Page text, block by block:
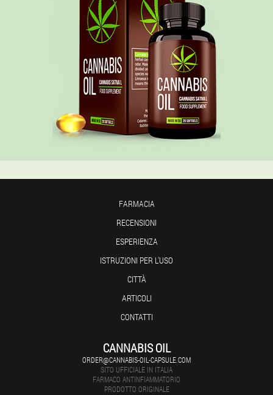
FARMACIA
RECENSIONI
ESPERIENZA
ISTRUZIONI PER L'USO
CITTÀ
ARTICOLI
CONTATTI
CANNABIS OIL
ORDER@CANNABIS-OIL-CAPSULE.COM
SITO UFFICIALE IN ITALIA
FARMACO ANTINFIAMMATORIO
PRODOTTO ORIGINALE